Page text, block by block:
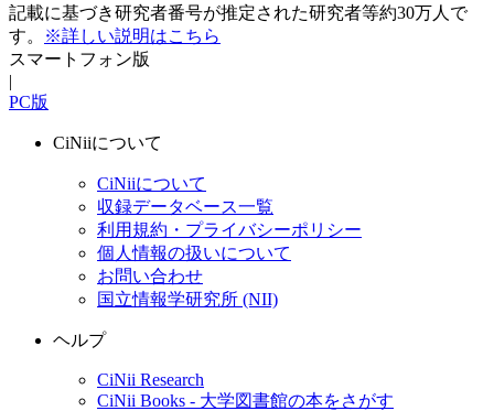
記載に基づき研究者番号が推定された研究者等約30万人で
す。
※詳しい説明はこちら
スマートフォン版
|
PC版
CiNiiについて
CiNiiについて
収録データベース一覧
利用規約・プライバシーポリシー
個人情報の扱いについて
お問い合わせ
国立情報学研究所 (NII)
ヘルプ
CiNii Research
CiNii Books - 大学図書館の本をさがす